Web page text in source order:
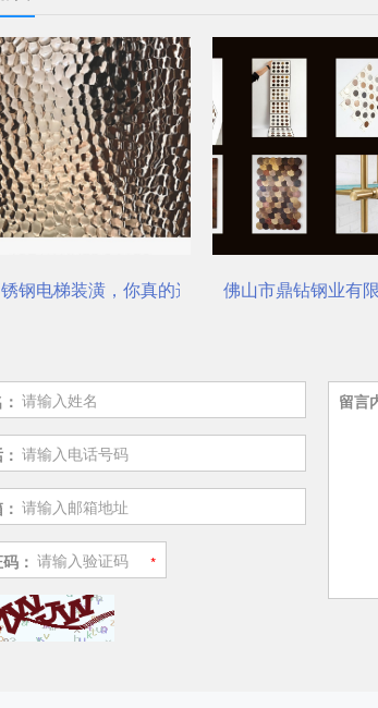
？市鼎钻钢业有限公司，一站式选材中心 | 电梯
电梯装修必备：不
：
留言